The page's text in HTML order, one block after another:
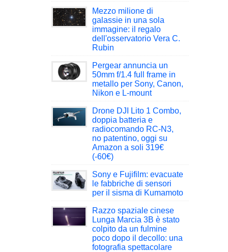
Mezzo milione di
galassie in una sola
immagine: il regalo
dell'osservatorio Vera C.
Rubin
Pergear annuncia un
50mm f/1.4 full frame in
metallo per Sony, Canon,
Nikon e L-mount
Drone DJI Lito 1 Combo,
doppia batteria e
radiocomando RC-N3,
no patentino, oggi su
Amazon a soli 319€
(-60€)
Sony e Fujifilm: evacuate
le fabbriche di sensori
per il sisma di Kumamoto
Razzo spaziale cinese
Lunga Marcia 3B è stato
colpito da un fulmine
poco dopo il decollo: una
fotografia spettacolare